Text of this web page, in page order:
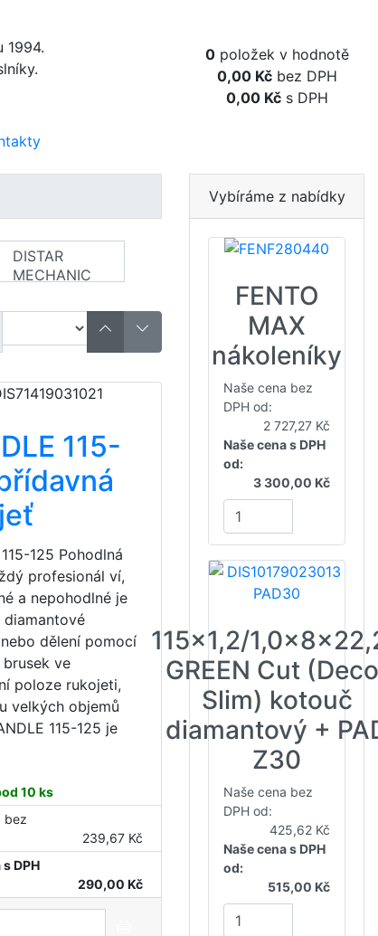
1994.
0položek v hodnotě
0,00 Kčbez DPH
0,00 Kčs DPH
115-
125 Pohodlná
profesionál ví,
a nepohodlné je
dělení pomocí
ve
poloze rukojeti,
velkých objemů
115-125 je
10 ks
bez
239,67 Kč
DPH
290,00 Kč
Vybíráme z nabídky
FENTO
MAX
nákoleníky
Naše cena bez
DPH od:
2 727,27 Kč
Naše cena s DPH
od:
3 300,00 Kč
115x1,2/
GREEN Cut
Slim) kotouč
diamantový +
Z30
Naše cena bez
DPH od:
425,62 Kč
Naše cena s DPH
od:
515,00 Kč